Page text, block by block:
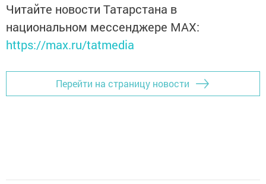
Читайте новости Татарстана в
национальном мессенджере MАХ:
https://max.ru/tatmedia
Перейти на страницу новости